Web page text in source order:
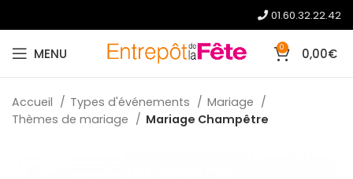
01.60.32.22.42
MENU 0 0,00€
Accueil Types d'événements
Mariage
Thèmes de mariage
Mariage Champêtre